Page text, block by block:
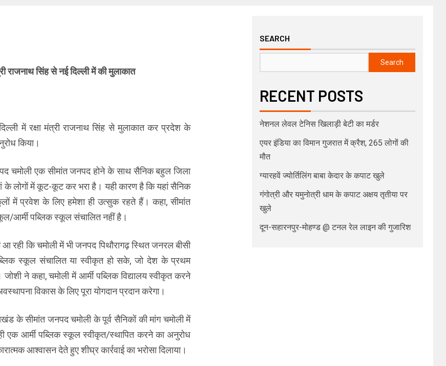
राजनाथ सिंह से नई दिल्ली में की मुलाकात
में रक्षा मंत्री राजनाथ सिंह से मुलाकात कर प्रदेश के
किया।
चमोली एक सीमांत जनपद होने के साथ सैनिक बहुल जिला
के लोगों में कूट-कूट कर भरा है। यही कारण है कि यहां सैनिक
में प्रवेश के लिए हमेशा ही उत्सुक रहते हैं। कहा, सीमांत
आर्मी पब्लिक स्कूल संचालित नहीं है।
आ रही कि चमोली में भी जनपद पिथौरागढ़ स्थित जनरल बीसी
स्कूल संचालित या स्वीकृत हो सके, जो देश के प्रथम
ने कहा, चमोली में आर्मी पब्लिक विद्यालय स्वीकृत करने
विकास के लिए पूरा योगदान प्रदान करेगा।
के सीमांत जनपद चमोली के पूर्व सैनिकों की मांग चमोली में
एक आर्मी पब्लिक स्कूल स्वीकृत/स्थापित करने का अनुरोध
आश्वासन देते हुए शीघ्र कार्रवाई का भरोसा दिलाया।
SEARCH
Search
RECENT POSTS
नेशनल लेवल टेनिस खिलाड़ी बेटी का मर्डर
एयर इंडिया का विमान गुजरात में क्रैश, 265 लोगों की
मौत
ग्यारहवें ज्योर्तिलिंग बाबा केदार के कपाट खुले
गंगोत्री और यमुनोत्री धाम के कपाट अक्षय तृतीया पर
खुले
दून-सहारनपुर-मोहण्ड @ टनल रेल लाइन की गुजारिश